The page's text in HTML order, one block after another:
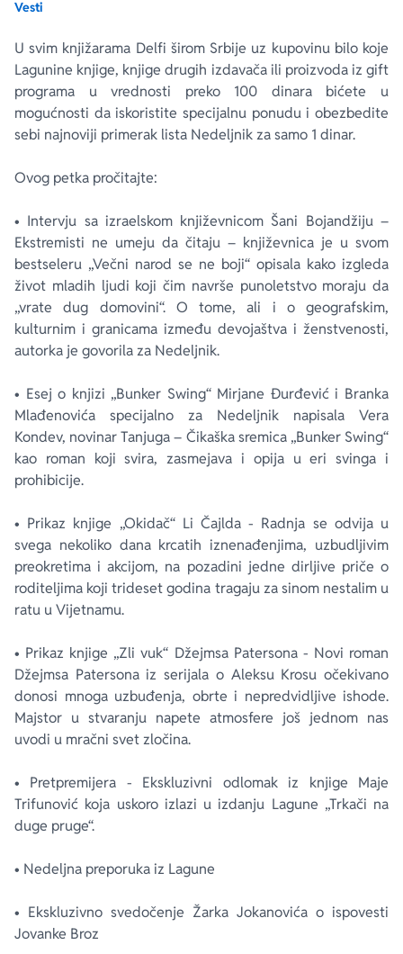
Vesti
U svim knjižarama Delfi širom Srbije uz kupovinu bilo koje
Lagunine knjige, knjige drugih izdavača ili proizvoda iz gift
programa u vrednosti preko 100 dinara bićete u
mogućnosti da iskoristite specijalnu ponudu i obezbedite
sebi najnoviji primerak lista Nedeljnik za samo 1 dinar.
Ovog petka pročitajte:
• Intervju sa izraelskom književnicom Šani Bojandžiju –
Ekstremisti ne umeju da čitaju – književnica je u svom
bestseleru „Večni narod se ne boji“ opisala kako izgleda
život mladih ljudi koji čim navrše punoletstvo moraju da
„vrate dug domovini“. O tome, ali i o geografskim,
kulturnim i granicama između devojaštva i ženstvenosti,
autorka je govorila za Nedeljnik.
• Esej o knjizi „Bunker Swing“ Mirjane Đurđević i Branka
Mlađenovića specijalno za Nedeljnik napisala Vera
Kondev, novinar Tanjuga – Čikaška sremica „Bunker Swing“
kao roman koji svira, zasmejava i opija u eri svinga i
prohibicije.
• Prikaz knjige „Okidač“ Li Čajlda - Radnja se odvija u
svega nekoliko dana krcatih iznenađenjima, uzbudljivim
preokretima i akcijom, na pozadini jedne dirljive priče o
roditeljima koji trideset godina tragaju za sinom nestalim u
ratu u Vijetnamu.
• Prikaz knjige „Zli vuk“ Džejmsa Patersona - Novi roman
Džejmsa Patersona iz serijala o Aleksu Krosu očekivano
donosi mnoga uzbuđenja, obrte i nepredvidljive ishode.
Majstor u stvaranju napete atmosfere još jednom nas
uvodi u mračni svet zločina.
• Pretpremijera - Ekskluzivni odlomak iz knjige Maje
Trifunović koja uskoro izlazi u izdanju Lagune „Trkači na
duge pruge“.
• Nedeljna preporuka iz Lagune
• Ekskluzivno svedočenje Žarka Jokanovića o ispovesti
Jovanke Broz
Ekranizovane knjige
Za poklon
E-knjige
Poezija
Lični razvoj i popularna psihologija
Biografija
Bojan Ljubenović
Dejan Tiago-Stanković
Milica Jakovljević Mir-Jam
Peter Handke
Harlan Koben
Elif Šafak